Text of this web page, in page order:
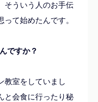
そういう人のお手伝
て始めたんです。
ですか？
教室をしていまし
と会食に行ったり秘